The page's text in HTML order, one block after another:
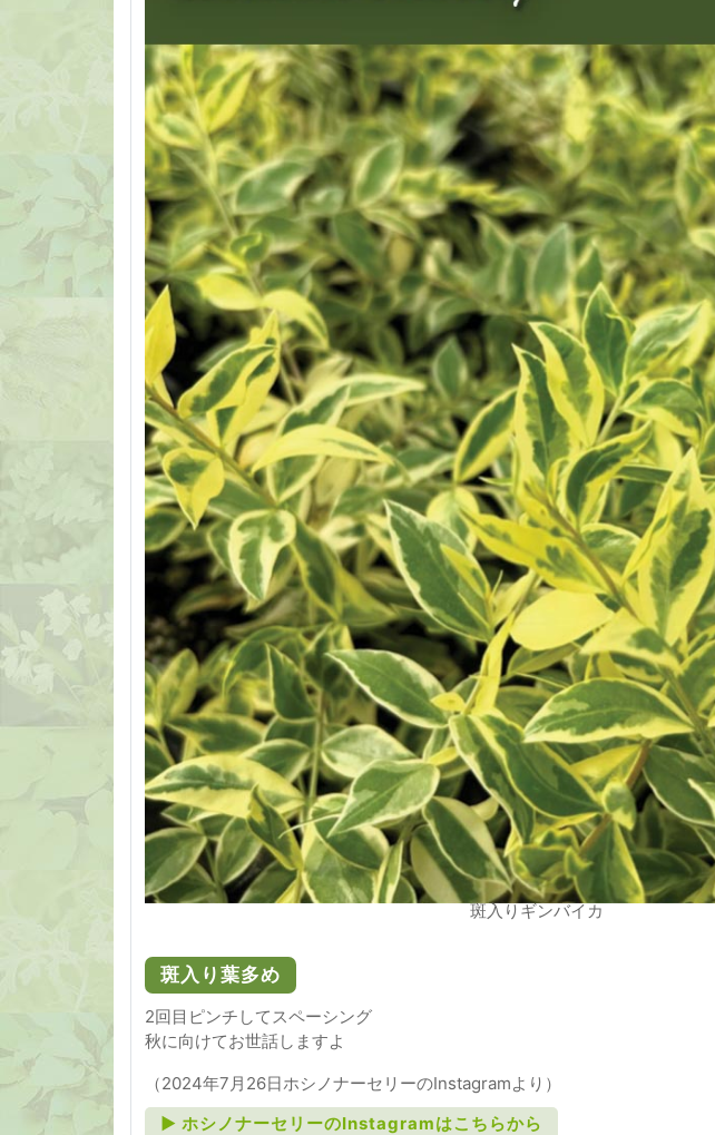
斑入りギンバイカ
斑入り葉多め
2回目ピンチしてスペーシング
秋に向けてお世話しますよ
（2024年7月26日ホシノナーセリーのInstagramより）
► ホシノナーセリーのInstagramはこちらから